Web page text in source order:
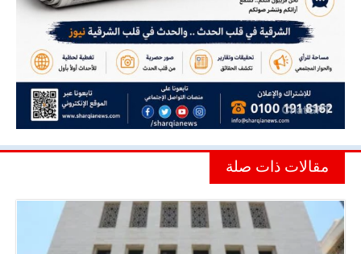
مقالات ذات صلة